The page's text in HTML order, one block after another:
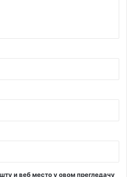
и веб место у овом прегледачу